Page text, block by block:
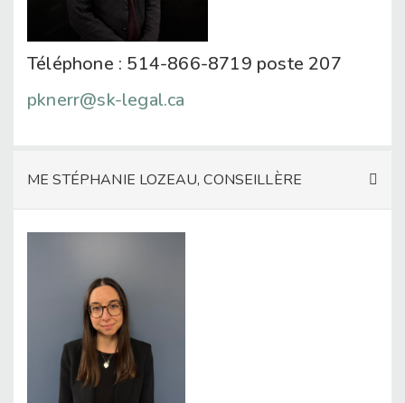
Téléphone : 514-866-8719 poste 207
pknerr@sk-legal.ca
ME STÉPHANIE LOZEAU, CONSEILLÈRE